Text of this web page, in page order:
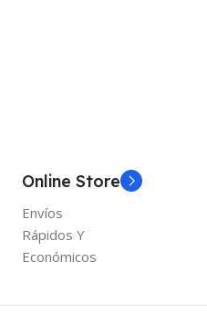
Online Store
Envíos
Rápidos Y
Económicos